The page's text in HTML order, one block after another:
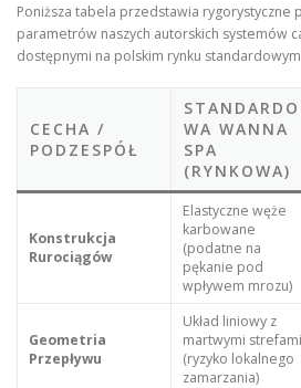
Poniższa tabela przedstawia rygorystyczne
parametrów naszych autorskich systemów
dostępnymi na polskim rynku
CECHA /
PODZESPÓŁ
STANDARDO
WA WANNA
SPA
(RYNKOWA)
Konstrukcja
Rurociągów
Elastyczne węże
karbowane
(podatne na
pękanie pod
wpływem mrozu)
Geometria
Przepływu
Układ liniowy z
martwymi strefami
(ryzyko lokalnego
zamarzania)